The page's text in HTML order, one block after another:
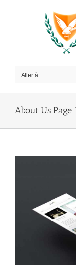
Aller à...
About Us Page